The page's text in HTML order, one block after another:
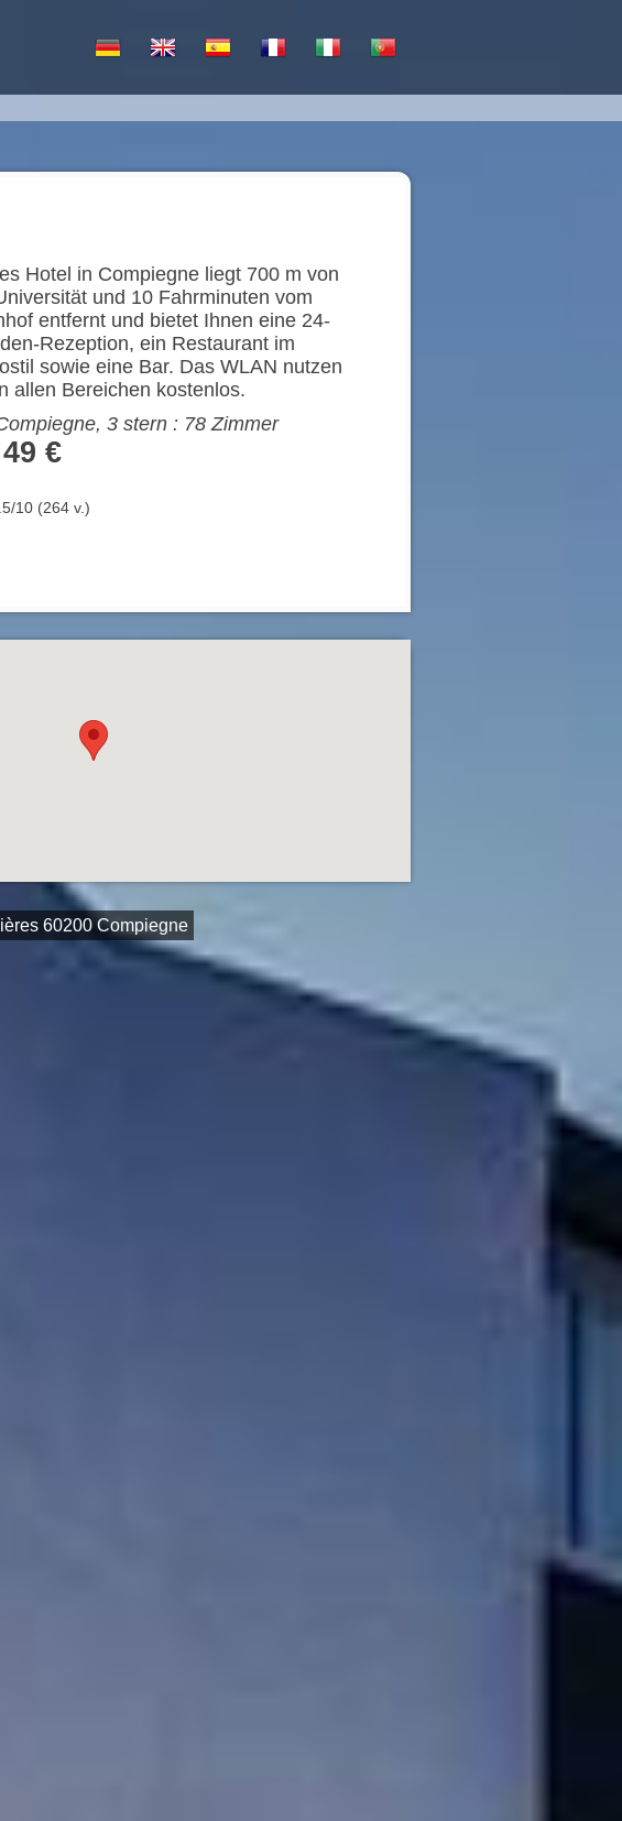
Hotel in Compiegne liegt 700 m von
und 10 Fahrminuten vom
entfernt und bietet Ihnen eine 24-
Rezeption, ein Restaurant im
sowie eine Bar. Das WLAN nutzen
allen Bereichen kostenlos.
3 stern : 78 Zimmer
€
/10 (264 v.)
60200 Compiegne